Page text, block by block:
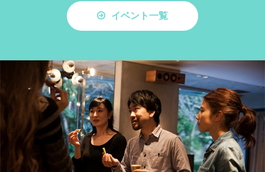
イベント一覧